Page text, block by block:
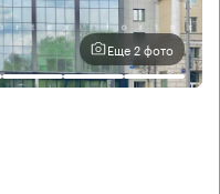
Еще 2 фото